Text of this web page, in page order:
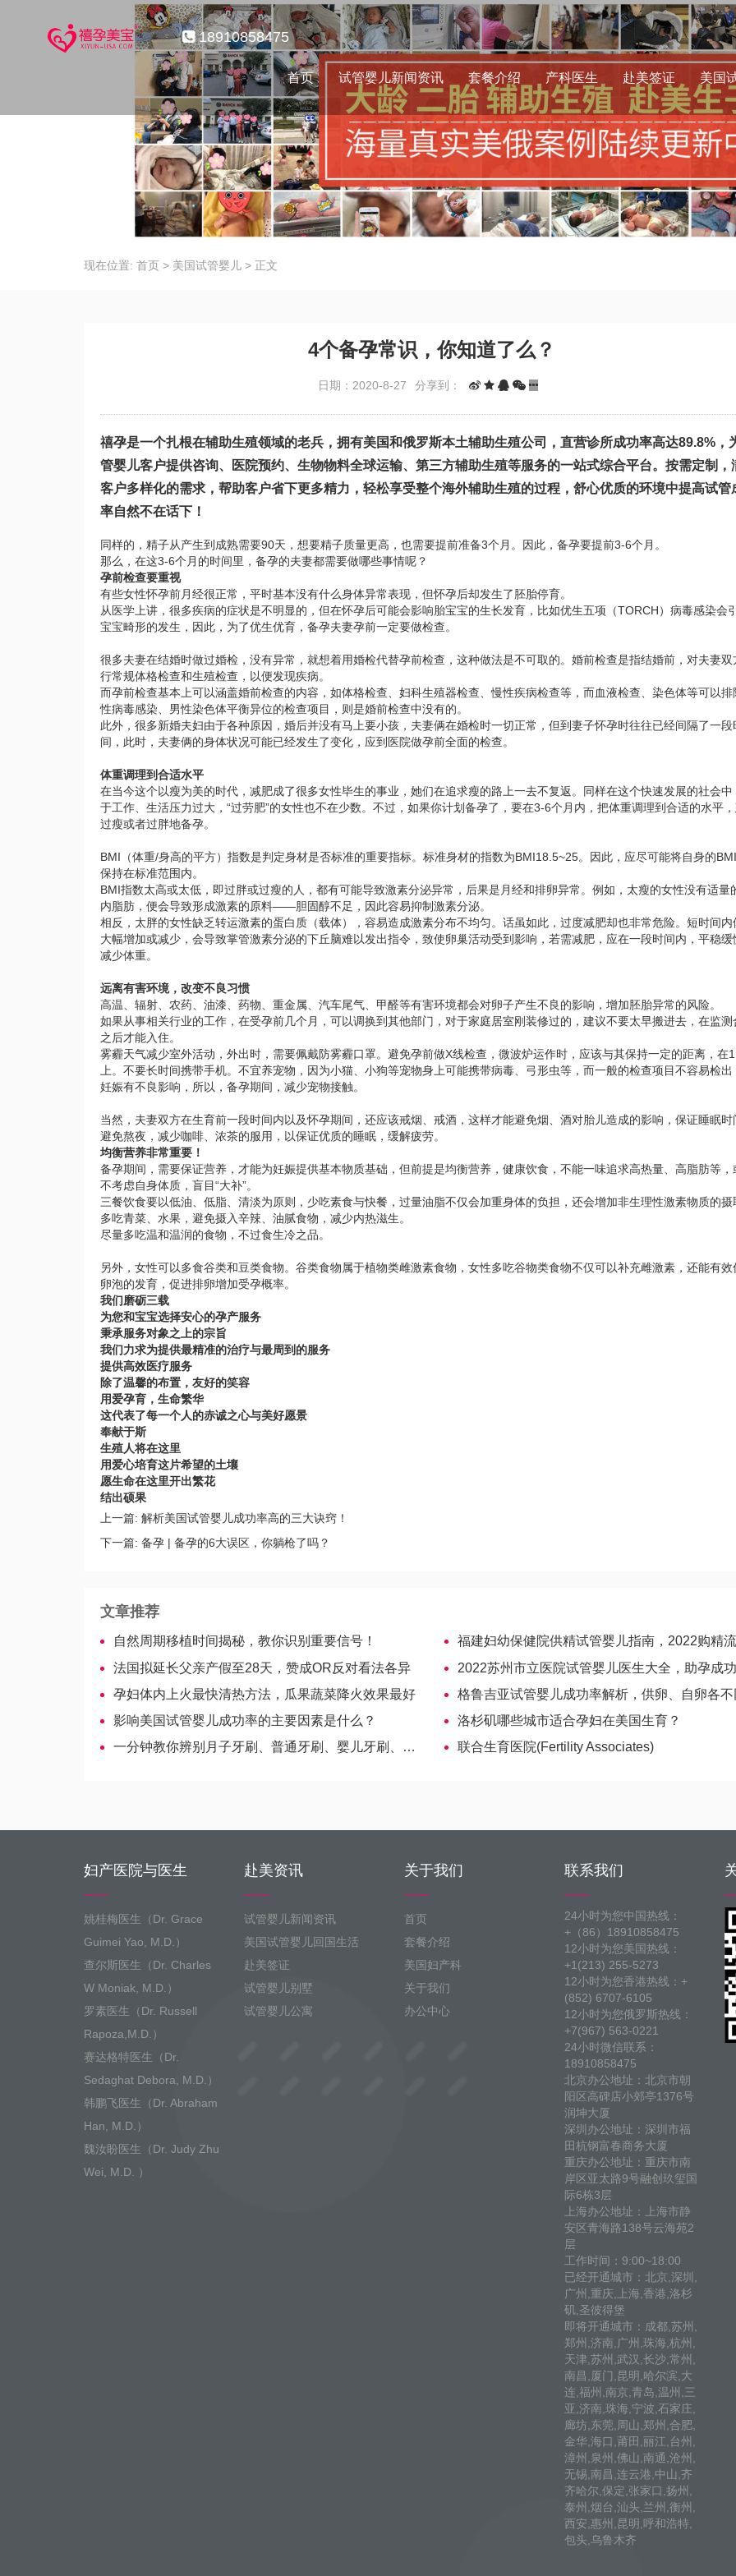
18910858475
首页 试管婴儿新闻资讯 套餐介绍 产科医生 赴美签证 美国
现在位置: 首页 > 美国试管婴儿 > 正文
4个备孕常识，你知道了么？
日期：2020-8-27 分享到：
禧孕是一个扎根在辅助生殖领域的老兵，拥有美国和俄罗斯本土辅助生殖公司，直营诊所成功率高达89.8%，
管婴儿客户提供咨询、医院预约、生物物料全球运输、第三方辅助生殖等服务的一站式综合平台。按需定制，
客户多样化的需求，帮助客户省下更多精力，轻松享受整个海外辅助生殖的过程，舒心优质的环境中提高试管
率自然不在话下！
同样的，精子从产生到成熟需要90天，想要精子质量更高，也需要提前准备3个月。因此，备孕要提前3-6个月。
那么，在这3-6个月的时间里，备孕的夫妻都需要做哪些事情呢？
孕前检查要重视
有些女性怀孕前月经很正常，平时基本没有什么身体异常表现，但怀孕后却发生了胚胎停育。
从医学上讲，很多疾病的症状是不明显的，但在怀孕后可能会影响胎宝宝的生长发育，比如优生五项（TORCH）病毒感染会
宝宝畸形的发生，因此，为了优生优育，备孕夫妻孕前一定要做检查。
很多夫妻在结婚时做过婚检，没有异常，就想着用婚检代替孕前检查，这种做法是不可取的。婚前检查是指结婚前，对夫妻双
行常规体格检查和生殖检查，以便发现疾病。
而孕前检查基本上可以涵盖婚前检查的内容，如体格检查、妇科生殖器检查、慢性疾病检查等，而血液检查、染色体等可以排
性病毒感染、男性染色体平衡异位的检查项目，则是婚前检查中没有的。
此外，很多新婚夫妇由于各种原因，婚后并没有马上要小孩，夫妻俩在婚检时一切正常，但到妻子怀孕时往往已经间隔了一段
间，此时，夫妻俩的身体状况可能已经发生了变化，应到医院做孕前全面的检查。
体重调理到合适水平
在当今这个以瘦为美的时代，减肥成了很多女性毕生的事业，她们在追求瘦的路上一去不复返。同样在这个快速发展的社会中
于工作、生活压力过大，“过劳肥”的女性也不在少数。不过，如果你计划备孕了，要在3-6个月内，把体重调理到合适的水平
过瘦或者过胖地备孕。
BMI（体重/身高的平方）指数是判定身材是否标准的重要指标。标准身材的指数为BMI18.5~25。因此，应尽可能将自身的
保持在标准范围内。
BMI指数太高或太低，即过胖或过瘦的人，都有可能导致激素分泌异常，后果是月经和排卵异常。例如，太瘦的女性没有适量
内脂肪，便会导致形成激素的原料——胆固醇不足，因此容易抑制激素分泌。
相反，太胖的女性缺乏转运激素的蛋白质（载体），容易造成激素分布不均匀。话虽如此，过度减肥却也非常危险。短时间内
大幅增加或减少，会导致掌管激素分泌的下丘脑难以发出指令，致使卵巢活动受到影响，若需减肥，应在一段时间内，平稳缓
减少体重。
远离有害环境，改变不良习惯
高温、辐射、农药、油漆、药物、重金属、汽车尾气、甲醛等有害环境都会对卵子产生不良的影响，增加胚胎异常的风险。
如果从事相关行业的工作，在受孕前几个月，可以调换到其他部门，对于家庭居室刚装修过的，建议不要太早搬进去，在监测
之后才能入住。
雾霾天气减少室外活动，外出时，需要佩戴防雾霾口罩。避免孕前做X线检查，微波炉运作时，应该与其保持一定的距离，在
上。不要长时间携带手机。不宜养宠物，因为小猫、小狗等宠物身上可能携带病毒、弓形虫等，而一般的检查项目不容易检出
妊娠有不良影响，所以，备孕期间，减少宠物接触。
当然，夫妻双方在生育前一段时间内以及怀孕期间，还应该戒烟、戒酒，这样才能避免烟、酒对胎儿造成的影响，保证睡眠时
避免熬夜，减少咖啡、浓茶的服用，以保证优质的睡眠，缓解疲劳。
均衡营养非常重要！
备孕期间，需要保证营养，才能为妊娠提供基本物质基础，但前提是均衡营养，健康饮食，不能一味追求高热量、高脂肪等，
不考虑自身体质，盲目“大补”。
三餐饮食要以低油、低脂、清淡为原则，少吃素食与快餐，过量油脂不仅会加重身体的负担，还会增加非生理性激素物质的摄
多吃青菜、水果，避免摄入辛辣、油腻食物，减少内热滋生。
尽量多吃温和温润的食物，不过食生冷之品。
另外，女性可以多食谷类和豆类食物。谷类食物属于植物类雌激素食物，女性多吃谷物类食物不仅可以补充雌激素，还能有效
卵泡的发育，促进排卵增加受孕概率。
我们磨砺三载
为您和宝宝选择安心的孕产服务
秉承服务对象之上的宗旨
我们力求为提供最精准的治疗与最周到的服务
提供高效医疗服务
除了温馨的布置，友好的笑容
用爱孕育，生命繁华
这代表了每一个人的赤诚之心与美好愿景
奉献于斯
生殖人将在这里
用爱心培育这片希望的土壤
愿生命在这里开出繁花
结出硕果
上一篇: 解析美国试管婴儿成功率高的三大诀窍！
下一篇: 备孕 | 备孕的6大误区，你躺枪了吗？
文章推荐
自然周期移植时间揭秘，教你识别重要信号！
福建妇幼保健院供精试管婴儿指南，2022购精流程及费用
法国拟延长父亲产假至28天，赞成OR反对看法各异
2022苏州市立医院试管婴儿医生大全，助孕成功率高的大夫
孕妇体内上火最快清热方法，瓜果蔬菜降火效果最好
格鲁吉亚试管婴儿成功率解析，供卵、自卵各不
影响美国试管婴儿成功率的主要因素是什么？
洛杉矶哪些城市适合孕妇在美国生育？
一分钟教你辨别月子牙刷、普通牙刷、婴儿牙刷、孕妇牙刷
联合生育医院(Fertility Associates)
妇产医院与医生
姚桂梅医生（Dr. Grace
Guimei Yao, M.D.）
查尔斯医生（Dr. Charles
W Moniak, M.D.）
罗素医生（Dr. Russell
Rapoza,M.D.）
赛达格特医生（Dr.
Sedaghat Debora, M.D.）
韩鹏飞医生（Dr. Abraham
Han, M.D.）
魏汝盼医生（Dr. Judy Zhu
Wei, M.D. ）
赴美资讯
试管婴儿新闻资讯
美国试管婴儿回国生活
赴美签证
试管婴儿别墅
试管婴儿公寓
关于我们
首页
套餐介绍
美国妇产科
关于我们
办公中心
联系我们
24小时为您中国热线：
+（86）18910858475
12小时为您美国热线：
+1(213) 255-5273
12小时为您香港热线：+
(852) 6707-6105
12小时为您俄罗斯热线：
+7(967) 563-0221
24小时微信联系：
18910858475
北京办公地址：北京市朝
阳区高碑店小郊亭1376号
润坤大厦
深圳办公地址：深圳市福
田杭钢富春商务大厦
重庆办公地址：重庆市南
岸区亚太路9号融创玖玺国
际6栋3层
上海办公地址：上海市静
安区青海路138号云海苑2
层
工作时间：9:00~18:00
已经开通城市：北京,深圳,
广州,重庆,上海,香港,洛杉
矶,圣彼得堡
即将开通城市：成都,苏州,
郑州,济南,广州,珠海,杭州,
天津,苏州,武汉,长沙,常州,
南昌,厦门,昆明,哈尔滨,大
连,福州,南京,青岛,温州,三
亚,济南,珠海,宁波,石家庄,
廊坊,东莞,周山,郑州,合肥,
金华,海口,莆田,丽江,台州,
漳州,泉州,佛山,南通,沧州,
无锡,南昌,连云港,中山,齐
齐哈尔,保定,张家口,扬州,
泰州,烟台,汕头,兰州,衡州,
西安,惠州,昆明,呼和浩特,
包头,乌鲁木齐